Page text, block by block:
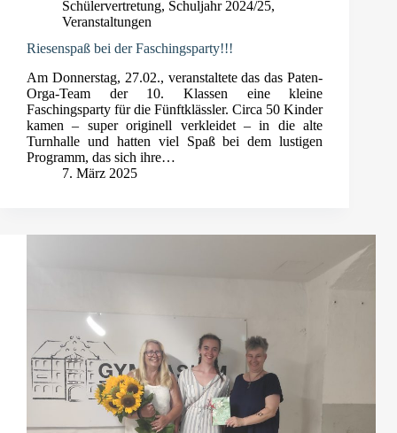
Schülervertretung, Schuljahr 2024/25,
Veranstaltungen
Riesenspaß bei der Faschingsparty!!!
Am Donnerstag, 27.02., veranstaltete das das Paten-
Orga-Team der 10. Klassen eine kleine
Faschingsparty für die Fünftklässler. Circa 50 Kinder
kamen – super originell verkleidet – in die alte
Turnhalle und hatten viel Spaß bei dem lustigen
Programm, das sich ihre…
7. März 2025